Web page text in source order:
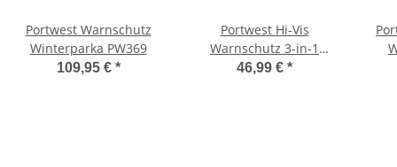
Portwest Warnschutz
Winterparka PW369
109,95 € *
Portwest Hi-Vis
Warnschutz 3-in-1
Pilotjacke
46,99 € *